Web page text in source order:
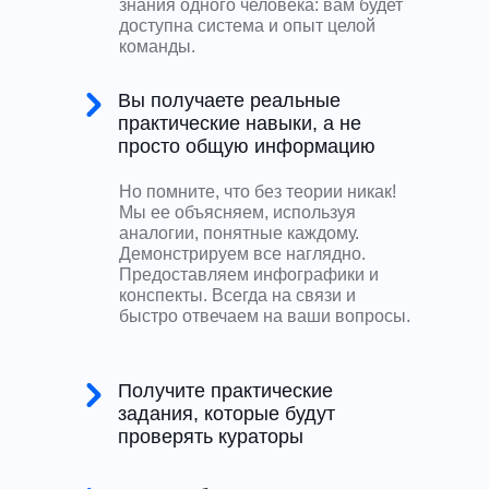
знания одного человека: вам будет
доступна система и опыт целой
команды.
Вы получаете реальные
практические навыки, а не
просто общую информацию
Но помните, что без теории никак!
Мы ее объясняем, используя
аналогии, понятные каждому.
Демонстрируем все наглядно.
Предоставляем инфографики и
конспекты. Всегда на связи и
быстро отвечаем на ваши вопросы.
Получите практические
задания, которые будут
проверять кураторы